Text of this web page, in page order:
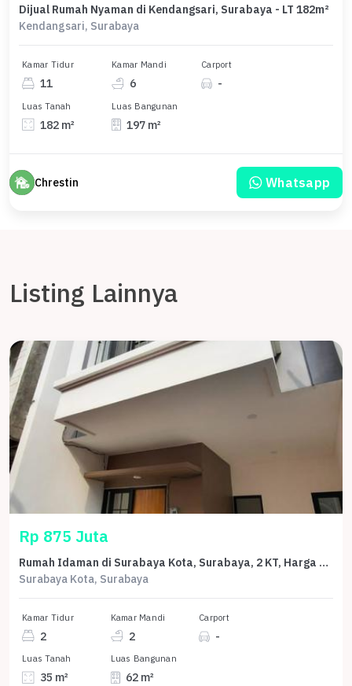
Dijual Rumah Nyaman di Kendangsari, Surabaya - LT 182m²
Kendangsari, Surabaya
Kamar Tidur
11
Kamar Mandi
6
Carport
-
Luas Tanah
182 m²
Luas Bangunan
197 m²
Chrestin Whatsapp
Listing Lainnya
Rp 875 Juta
Rumah Idaman di Surabaya Kota, Surabaya, 2 KT, Harga 875 Juta
Surabaya Kota, Surabaya
Kamar Tidur
2
Kamar Mandi
2
Carport
-
Luas Tanah
35 m²
Luas Bangunan
62 m²